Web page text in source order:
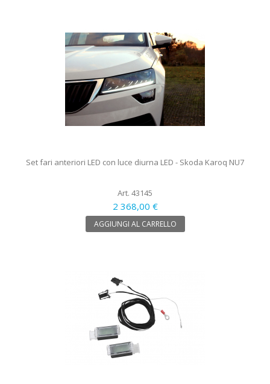
Set fari anteriori LED con luce diurna LED - Skoda Karoq NU7
Art. 43145
2 368,00 €
AGGIUNGI AL CARRELLO